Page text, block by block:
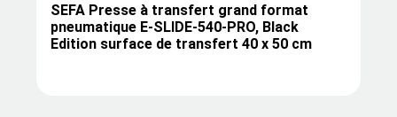
SEFA Presse à transfert grand format
pneumatique E-SLIDE-540-PRO, Black
Edition surface de transfert 40 x 50 cm